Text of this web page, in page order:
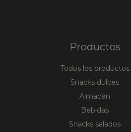
Productos
Todos los productos
Snacks dulces
Almacén
Bebidas
Snacks salados